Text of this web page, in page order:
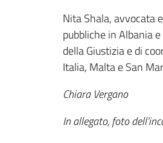
Nita Shala, avvocata
pubbliche in Albania
della Giustizia e di
Italia, Malta e San
Chiara Vergano
In allegato, foto